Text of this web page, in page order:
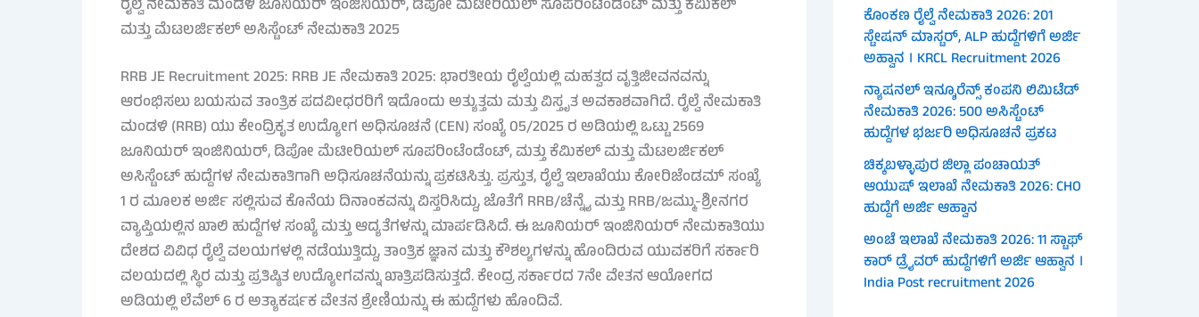
ರೈಲ್ವೆ ನೇಮಕಾತಿ ಮಂಡಳಿ ಜೂನಿಯರ್ ಇಂಜಿನಿಯರ್, ಡಿಪೋ ಮೆಟೀರಿಯಲ್ ಸೂಪರಿಂಟೆಂಡೆಂಟ್ ಮತ್ತು ಕೆಮಿಕಲ್
ಮತ್ತು ಮೆಟಲರ್ಜಿಕಲ್ ಅಸಿಸ್ಟೆಂಟ್ ನೇಮಕಾತಿ 2025
RRB JE Recruitment 2025: RRB JE ನೇಮಕಾತಿ 2025: ಭಾರತೀಯ ರೈಲ್ವೆಯಲ್ಲಿ ಮಹತ್ವದ ವೃತ್ತಿಜೀವನವನ್ನು
ಆರಂಭಿಸಲು ಬಯಸುವ ತಾಂತ್ರಿಕ ಪದವೀಧರರಿಗೆ ಇದೊಂದು ಅತ್ಯುತ್ತಮ ಮತ್ತು ವಿಸ್ತೃತ ಅವಕಾಶವಾಗಿದೆ. ರೈಲ್ವೆ ನೇಮಕಾತಿ
ಮಂಡಳಿ (RRB) ಯು ಕೇಂದ್ರಿಕೃತ ಉದ್ಯೋಗ ಅಧಿಸೂಚನೆ (CEN) ಸಂಖ್ಯೆ 05/2025 ರ ಅಡಿಯಲ್ಲಿ ಒಟ್ಟು 2569
ಜೂನಿಯರ್ ಇಂಜಿನಿಯರ್, ಡಿಪೋ ಮೆಟೀರಿಯಲ್ ಸೂಪರಿಂಟೆಂಡೆಂಟ್, ಮತ್ತು ಕೆಮಿಕಲ್ ಮತ್ತು ಮೆಟಲರ್ಜಿಕಲ್
ಅಸಿಸ್ಟೆಂಟ್ ಹುದ್ದೆಗಳ ನೇಮಕಾತಿಗಾಗಿ ಅಧಿಸೂಚನೆಯನ್ನು ಪ್ರಕಟಿಸಿತ್ತು. ಪ್ರಸ್ತುತ, ರೈಲ್ವೆ ಇಲಾಖೆಯು ಕೋರಿಜೆಂಡಮ್ ಸಂಖ್ಯೆ
1 ರ ಮೂಲಕ ಅರ್ಜಿ ಸಲ್ಲಿಸುವ ಕೊನೆಯ ದಿನಾಂಕವನ್ನು ವಿಸ್ತರಿಸಿದ್ದು, ಜೊತೆಗೆ RRB/ಚೆನ್ನೈ ಮತ್ತು RRB/ಜಮ್ಮು-ಶ್ರೀನಗರ
ವ್ಯಾಪ್ತಿಯಲ್ಲಿನ ಖಾಲಿ ಹುದ್ದೆಗಳ ಸಂಖ್ಯೆ ಮತ್ತು ಆದ್ಯತೆಗಳನ್ನು ಮಾರ್ಪಡಿಸಿದೆ. ಈ ಜೂನಿಯರ್ ಇಂಜಿನಿಯರ್ ನೇಮಕಾತಿಯು
ದೇಶದ ವಿವಿಧ ರೈಲ್ವೆ ವಲಯಗಳಲ್ಲಿ ನಡೆಯುತ್ತಿದ್ದು, ತಾಂತ್ರಿಕ ಜ್ಞಾನ ಮತ್ತು ಕೌಶಲ್ಯಗಳನ್ನು ಹೊಂದಿರುವ ಯುವಕರಿಗೆ ಸರ್ಕಾರಿ
ವಲಯದಲ್ಲಿ ಸ್ಥಿರ ಮತ್ತು ಪ್ರತಿಷ್ಠಿತ ಉದ್ಯೋಗವನ್ನು ಖಾತ್ರಿಪಡಿಸುತ್ತದೆ. ಕೇಂದ್ರ ಸರ್ಕಾರದ 7ನೇ ವೇತನ ಆಯೋಗದ
ಅಡಿಯಲ್ಲಿ ಲೆವೆಲ್ 6 ರ ಅತ್ಯಾಕರ್ಷಕ ವೇತನ ಶ್ರೇಣಿಯನ್ನು ಈ ಹುದ್ದೆಗಳು ಹೊಂದಿವೆ.
ಕೊಂಕಣ ರೈಲ್ವೆ ನೇಮಕಾತಿ 2026: 201
ಸ್ಟೇಷನ್ ಮಾಸ್ಟರ್, ALP ಹುದ್ದೆಗಳಿಗೆ ಅರ್ಜಿ
ಅಹ್ವಾನ । KRCL Recruitment 2026
ನ್ಯಾಷನಲ್ ಇನ್ಶೂರೆನ್ಸ್ ಕಂಪನಿ ಲಿಮಿಟೆಡ್
ನೇಮಕಾತಿ 2026: 500 ಅಸಿಸ್ಟೆಂಟ್
ಹುದ್ದೆಗಳ ಭರ್ಜರಿ ಅಧಿಸೂಚನೆ ಪ್ರಕಟ
ಚಿಕ್ಕಬಳ್ಳಾಪುರ ಜಿಲ್ಲಾ ಪಂಚಾಯತ್
ಆಯುಷ್ ಇಲಾಖೆ ನೇಮಕಾತಿ 2026: CHO
ಹುದ್ದೆಗೆ ಅರ್ಜಿ ಆಹ್ವಾನ
ಅಂಚೆ ಇಲಾಖೆ ನೇಮಕಾತಿ 2026: 11 ಸ್ಟಾಫ್
ಕಾರ್ ಡ್ರೈವರ್ ಹುದ್ದೆಗಳಿಗೆ ಅರ್ಜಿ ಆಹ್ವಾನ ।
India Post recruitment 2026